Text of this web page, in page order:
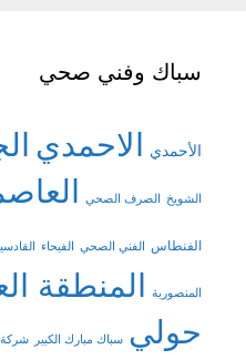
سباك وفني صحي
الأحمدي الاحمدي
الشويخ الصرف الصحي
الفنطاس الفني الصحي الفيحاء
المنصورية المنطقة
حولي سباك مبارك الكبير